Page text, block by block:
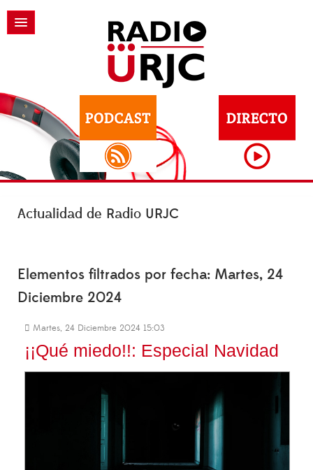
Actualidad de Radio URJC
Elementos filtrados por fecha: Martes, 24
Diciembre 2024
Martes, 24 Diciembre 2024 15:03
¡¡Qué miedo!!: Especial Navidad